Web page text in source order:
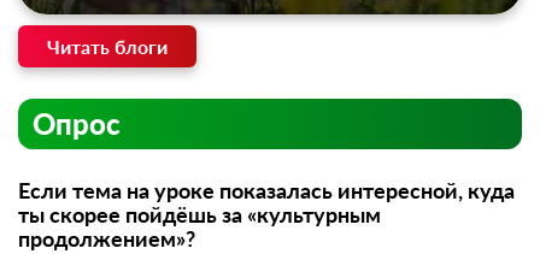
Читать блоги
Опрос
Если тема на уроке показалась интересной, куда
ты скорее пойдёшь за «культурным
продолжением»?